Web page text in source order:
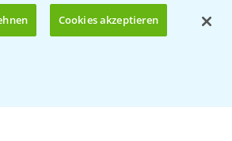
Cookies akzeptieren